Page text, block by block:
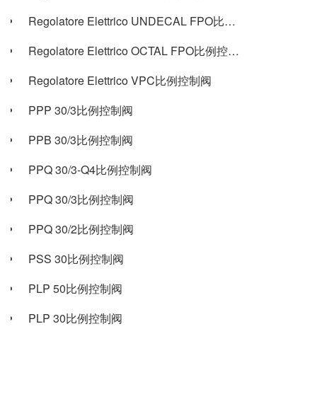
Regolatore Elettrico UNDECAL FPO比例控制阀
Regolatore Elettrico OCTAL FPO比例控制阀
Regolatore Elettrico VPC比例控制阀
PPP 30/3比例控制阀
PPB 30/3比例控制阀
PPQ 30/3-Q4比例控制阀
PPQ 30/3比例控制阀
PPQ 30/2比例控制阀
PSS 30比例控制阀
PLP 50比例控制阀
PLP 30比例控制阀